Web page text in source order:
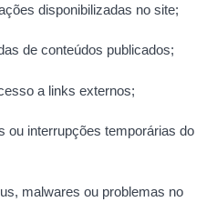
disponibilizadas no site;
de conteúdos publicados;
a links externos;
ou interrupções temporárias do
malwares ou problemas no